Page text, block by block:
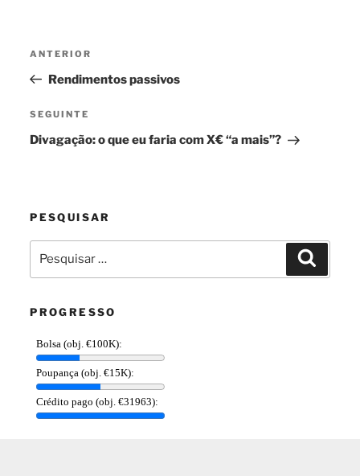
Navegação
artigos
Conteúdo
anterior
ANTERIOR
Rendimentos passivos
Conteúdo
seguinte
SEGUINTE
Divagação: o que eu faria com X€ “a mais”?
PESQUISAR
por:
PROGRESSO